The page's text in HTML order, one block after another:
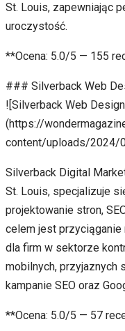
St. Louis, zapewniając
uroczystość.
**Ocena: 5.0/5 — 155
### Silverback Web
![Silverback Web
(https://
content/uploads/2024/
Silverback Digital
St. Louis, specjalizuje
projektowanie stron,
celem jest przyciąganie
dla firm w sektorze
mobilnych, przyjaznych
kampanie SEO oraz
**Ocena: 5.0/5 — 57